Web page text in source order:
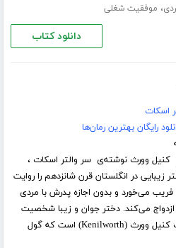
، موفقیت شغلی
دانلود کتاب
اسکات
رایگان بهترین رمان‌ها
کنیل وورث نوشته‌ی سر والتر اسکات ،
زیبایی در انگلستان قرن شانزدهم را روایت
می‌خورد و بدون اجازه پدرش با مردی
ازدواج می‌کند. دختر جوان و زیبا شخصیت
اصلی کتاب کنیل وورث (Kenilworth) است که گول